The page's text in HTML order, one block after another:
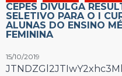
CEPES DIVULGA
SELETIVO PARA O I
ALUNAS DO ENSINO
FEMININA
15/10/2019